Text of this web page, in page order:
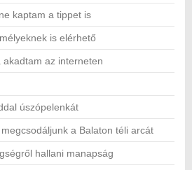
kaptam a tippet is
is elérhető
az interneten
úszópelenkát
a Balaton téli arcát
hallani manapság